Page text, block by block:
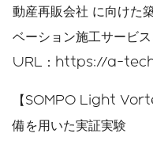
動産再販会社 に向けた
ベーション施工サービス
URL：https://a-
【SOMPO Light
備を用いた実証実験